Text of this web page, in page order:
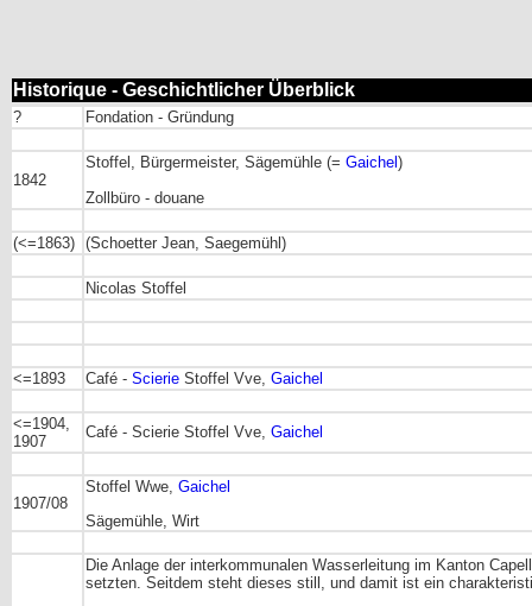
Historique - Geschichtlicher Überblick
? Fondation - Gründung
1842
Stoffel, Bürgermeister, Sägemühle (= Gaichel )
Zollbüro - douane
(<=1863) (Schoetter Jean, Saegemühl)
Nicolas Stoffel
<=1893 Café - Scierie Stoffel Vve, Gaichel
<=1904,
1907
Café - Scierie Stoffel Vve, Gaichel
1907/08
Stoffel Wwe, Gaichel
Sägemühle, Wirt
Die Anlage der interkommunalen Wasserleitung im Kanton
setzten. Seitdem steht dieses still, und damit ist ein